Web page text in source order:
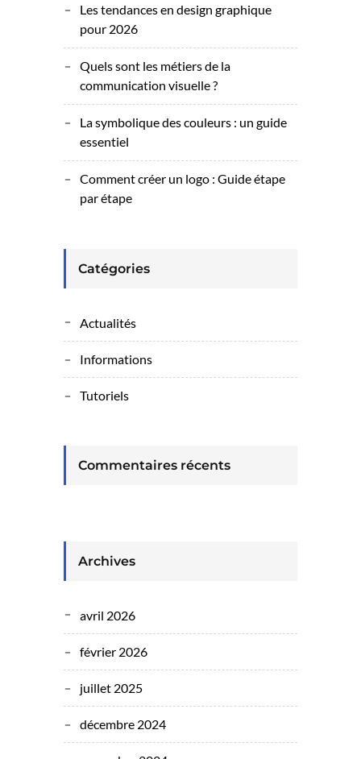
Les tendances en design graphique
pour 2026
Quels sont les métiers de la
communication visuelle ?
La symbolique des couleurs : un guide
essentiel
Comment créer un logo : Guide étape
par étape
Catégories
Actualités
Informations
Tutoriels
Commentaires récents
Archives
avril 2026
février 2026
juillet 2025
décembre 2024